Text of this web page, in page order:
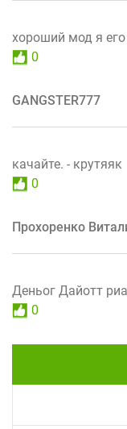
хороший мод я
0
GANGSTER777
качайте. - крутяяк
0
Прохоренко
Деньог Дайотт
0